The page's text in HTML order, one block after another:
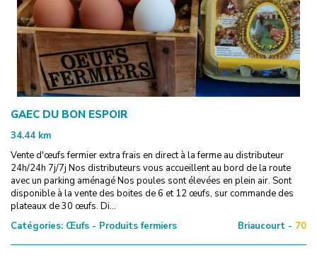
GAEC DU BON ESPOIR
34.44 km
Vente d'œufs fermier extra frais en direct à la ferme au distributeur
24h/24h 7j/7j Nos distributeurs vous accueillent au bord de la route
avec un parking aménagé Nos poules sont élevées en plein air. Sont
disponible à la vente des boites de 6 et 12 œufs, sur commande des
plateaux de 30 œufs. Di...
Catégories: Œufs - Produits fermiers Briaucourt - 70